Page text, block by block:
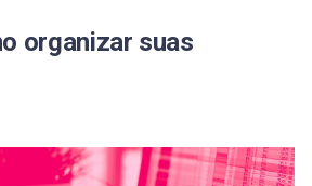
organizar suas